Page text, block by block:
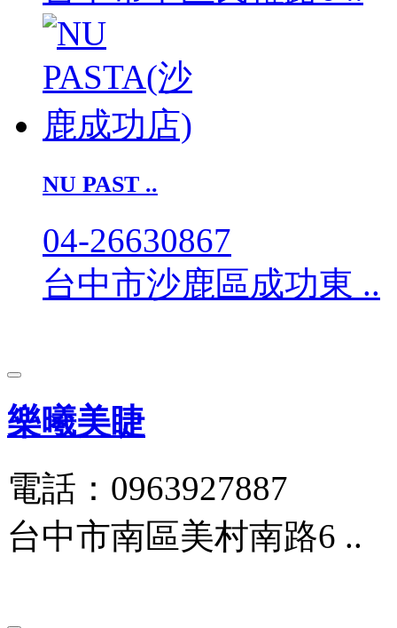
NU PAST ..
04-26630867
台中市沙鹿區成功東 ..
樂曦美睫
電話：0963927887
台中市南區美村南路6 ..